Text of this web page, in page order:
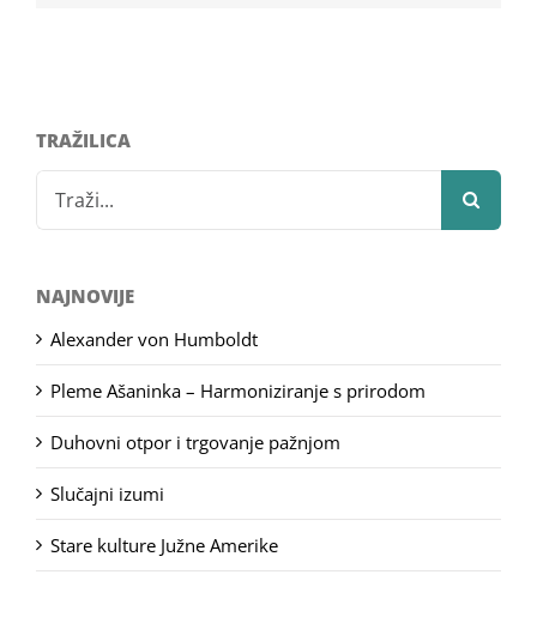
TRAŽILICA
Search
for:
NAJNOVIJE
Alexander von Humboldt
Pleme Ašaninka – Harmoniziranje s prirodom
Duhovni otpor i trgovanje pažnjom
Slučajni izumi
Stare kulture Južne Amerike